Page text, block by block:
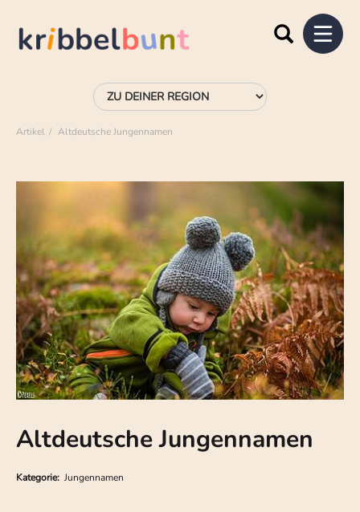
Artikel Altdeutsche Jungennamen
Altdeutsche Jungennamen
Kategorie: Jungennamen